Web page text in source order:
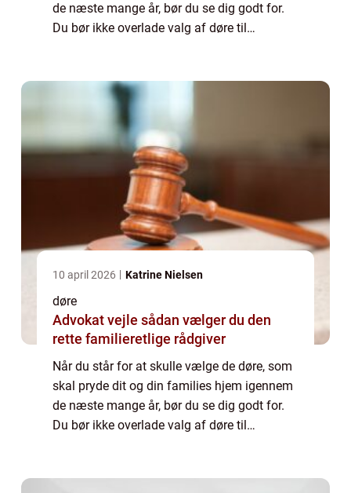
de næste mange år, bør du se dig godt for.
Du bør ikke overlade valg af døre til
10 april 2026 Katrine Nielsen
døre
Advokat vejle sådan vælger du den
rette familieretlige rådgiver
Når du står for at skulle vælge de døre, som
skal pryde dit og din families hjem igennem
de næste mange år, bør du se dig godt for.
Du bør ikke overlade valg af døre til